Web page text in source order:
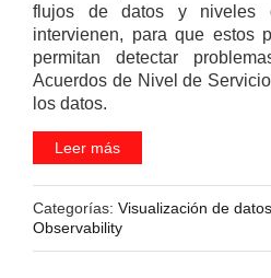
flujos de datos y niveles
intervienen, para que estos
permitan detectar
Acuerdos de Nivel de
los datos.
Leer más
Categorías: Visualización de datos
Observability